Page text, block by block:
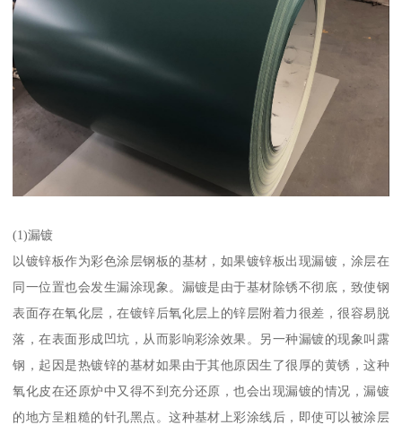
(1)漏镀
以镀锌板作为彩色涂层钢板的基材，如果镀锌板出现漏镀，涂层在
同一位置也会发生漏涂现象。漏镀是由于基材除锈不彻底，致使钢
表面存在氧化层，在镀锌后氧化层上的锌层附着力很差，很容易脱
落，在表面形成凹坑，从而影响彩涂效果。另一种漏镀的现象叫露
钢，起因是热镀锌的基材如果由于其他原因生了很厚的黄锈，这种
氧化皮在还原炉中又得不到充分还原，也会出现漏镀的情况，漏镀
的地方呈粗糙的针孔黑点。这种基材上彩涂线后，即使可以被涂层